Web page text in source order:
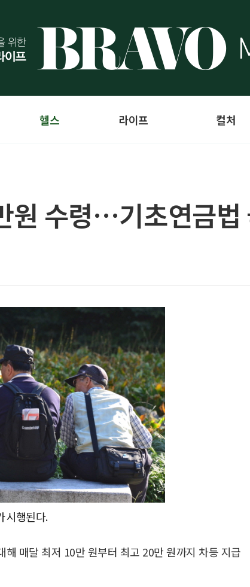
헬스 라이프 컬처
원 수령…기초연금법
시행된다.
매달 최저 10만 원부터 최고 20만 원까지 차등 지급